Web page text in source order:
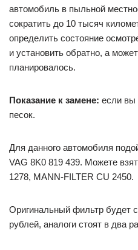
автомобиль в пыльной
сократить до 10 тысяч
определить состояние
и установить обратно, а
планировалось.
Показание к замене: если вы
песок.
Для данного автомобиля
VAG 8K0 819 439. Можете
1278, MANN-FILTER CU 2450.
Оригинальный фильтр будет
рублей, аналоги стоят в два